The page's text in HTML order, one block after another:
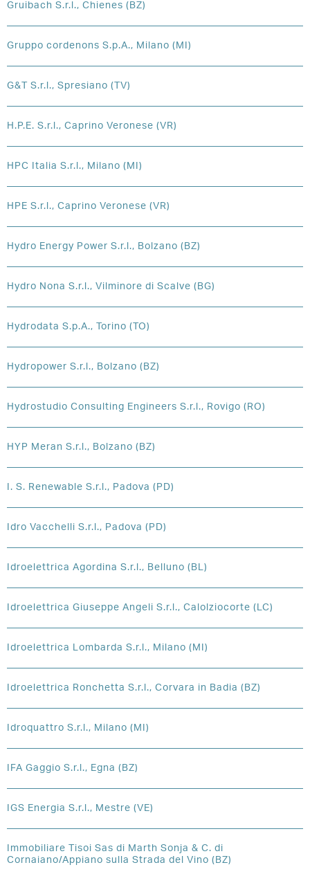
Gruibach S.r.l., Chienes (BZ)
Gruppo cordenons S.p.A., Milano (MI)
G&T S.r.l., Spresiano (TV)
H.P.E. S.r.l., Caprino Veronese (VR)
HPC Italia S.r.l., Milano (MI)
HPE S.r.l., Caprino Veronese (VR)
Hydro Energy Power S.r.l., Bolzano (BZ)
Hydro Nona S.r.l., Vilminore di Scalve (BG)
Hydrodata S.p.A., Torino (TO)
Hydropower S.r.l., Bolzano (BZ)
Hydrostudio Consulting Engineers S.r.l., Rovigo (RO)
HYP Meran S.r.l., Bolzano (BZ)
I. S. Renewable S.r.l., Padova (PD)
Idro Vacchelli S.r.l., Padova (PD)
Idroelettrica Agordina S.r.l., Belluno (BL)
Idroelettrica Giuseppe Angeli S.r.l., Calolziocorte (LC)
Idroelettrica Lombarda S.r.l., Milano (MI)
Idroelettrica Ronchetta S.r.l., Corvara in Badia (BZ)
Idroquattro S.r.l., Milano (MI)
IFA Gaggio S.r.l., Egna (BZ)
IGS Energia S.r.l., Mestre (VE)
Immobiliare Tisoi Sas di Marth Sonja & C. di
Cornaiano/Appiano sulla Strada del Vino (BZ)